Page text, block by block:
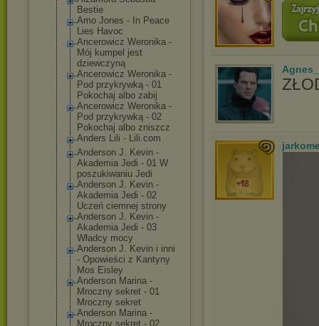
Bestie
Amo Jones - In Peace
Lies Havoc
Ancerowicz Weronika -
Mój kumpel jest
dziewczyną
Ancerowicz Weronika -
Pod przykrywką - 01
Pokochaj albo zabij
Ancerowicz Weronika -
Pod przykrywką - 02
Pokochaj albo zniszcz
Anders Lili - Lili.com
Anderson J. Kevin -
Akademia Jedi - 01 W
poszukiwaniu Jedi
Anderson J. Kevin -
Akademia Jedi - 02
Uczeń ciemnej strony
Anderson J. Kevin -
Akademia Jedi - 03
Władcy mocy
Anderson J. Kevin i inni
- Opowieści z Kantyny
Mos Eisley
Anderson Marina -
Mroczny sekret - 01
Mroczny sekret
Anderson Marina -
Mroczny sekret - 02